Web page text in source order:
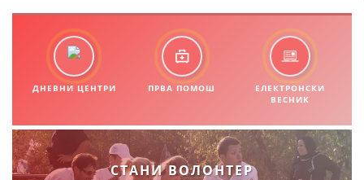
ДНЕВНИ ЦЕНТРИ ПРВА ПОМОШ
ЕЛЕКТРОНСКИ
ВЕСНИК
СТАНИ ВОЛОНТЕР